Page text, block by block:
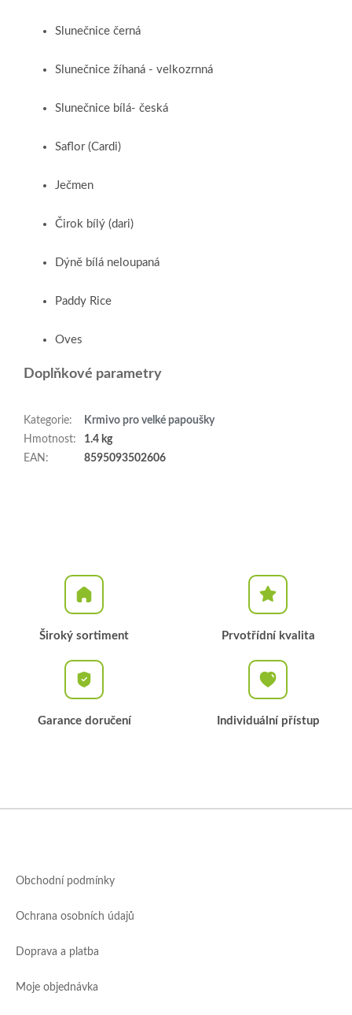
Slunečnice černá
Slunečnice žíhaná - velkozrnná
Slunečnice bílá- česká
Saflor (Cardi)
Ječmen
Čirok bílý (dari)
Dýně bílá neloupaná
Paddy Rice
Oves
Doplňkové parametry
Kategorie:
Krmivo pro velké papoušky
Hmotnost:
1.4 kg
EAN : 8595093502606
Široký sortiment Prvotřídní kvalita
Garance doručení Individuální přístup
Obchodní podmínky
Ochrana osobních údajů
Doprava a platba
Moje objednávka